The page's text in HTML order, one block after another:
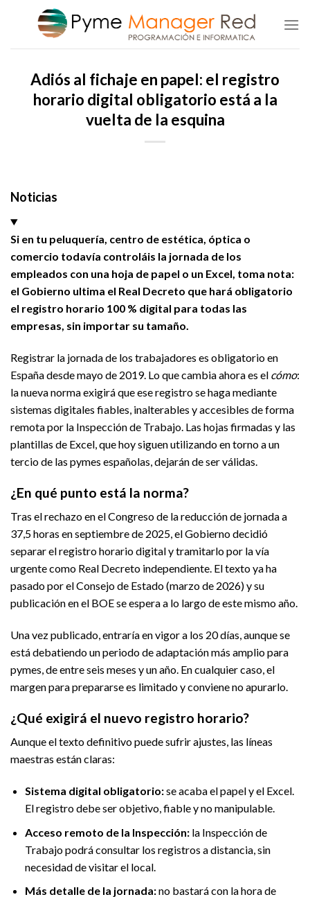
Adiós al fichaje en papel: el registro
horario digital obligatorio está a la
vuelta de la esquina
Noticias
Si en tu peluquería, centro de estética, óptica o
comercio todavía controláis la jornada de los
empleados con una hoja de papel o un Excel, toma nota:
el Gobierno ultima el Real Decreto que hará obligatorio
el registro horario 100 % digital para todas las
empresas, sin importar su tamaño.
Registrar la jornada de los trabajadores es obligatorio en
España desde mayo de 2019. Lo que cambia ahora es el cómo:
la nueva norma exigirá que ese registro se haga mediante
sistemas digitales fiables, inalterables y accesibles de forma
remota por la Inspección de Trabajo. Las hojas firmadas y las
plantillas de Excel, que hoy siguen utilizando en torno a un
tercio de las pymes españolas, dejarán de ser válidas.
¿En qué punto está la norma?
Tras el rechazo en el Congreso de la reducción de jornada a
37,5 horas en septiembre de 2025, el Gobierno decidió
separar el registro horario digital y tramitarlo por la vía
urgente como Real Decreto independiente. El texto ya ha
pasado por el Consejo de Estado (marzo de 2026) y su
publicación en el BOE se espera a lo largo de este mismo año.
Una vez publicado, entraría en vigor a los 20 días, aunque se
está debatiendo un periodo de adaptación más amplio para
pymes, de entre seis meses y un año. En cualquier caso, el
margen para prepararse es limitado y conviene no apurarlo.
¿Qué exigirá el nuevo registro horario?
Aunque el texto definitivo puede sufrir ajustes, las líneas
maestras están claras:
Sistema digital obligatorio:se acaba el papel y el Excel.
El registro debe ser objetivo, fiable y no manipulable.
Acceso remoto de la Inspección:la Inspección de
Trabajo podrá consultar los registros a distancia, sin
necesidad de visitar el local.
Más detalle de la jornada:no bastará con la hora de